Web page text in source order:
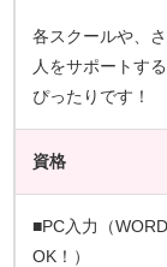
各スクールや、
人をサポートす
ぴったりです！
資格
■PC入力（
OK！）